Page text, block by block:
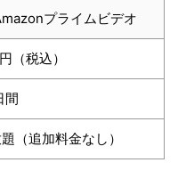
プライムビデオ
（税込）
間
（追加料金なし）